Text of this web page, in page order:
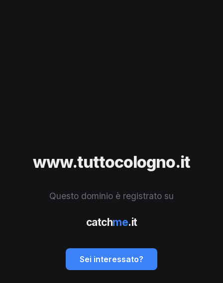
www.tuttocologno.it
Questo dominio è registrato su
catchme.it
Sei interessato?